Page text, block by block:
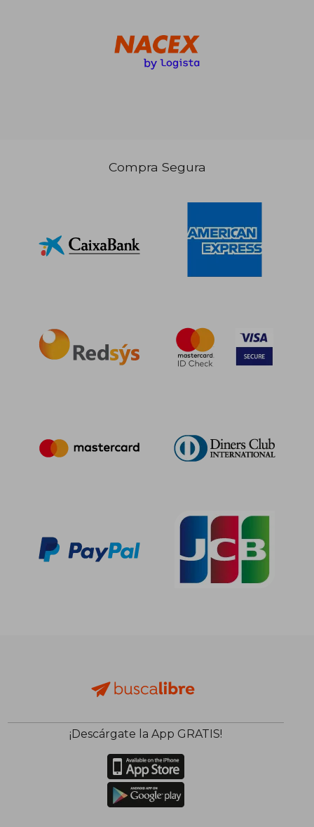
5% 8,44 €
Compra Segura
¡Descárgate la App GRATIS!